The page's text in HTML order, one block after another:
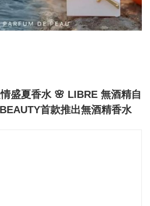
盛夏香水 🌸 LIBRE 無酒精自
首款推出無酒精香水